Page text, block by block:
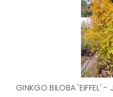
GINKGO BILOBA 'EIFFEL'